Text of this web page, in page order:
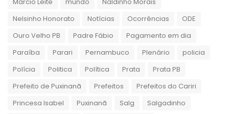
Nelsinho Honorato
Notícias Ocorrências
ODE
Ouro Velho PB
Padre Fábio
Pagamento em dia
Paraíba
Parari Pernambuco Plenário
policia
Polícia
Politica Política Prata
Prata PB
Prefeito de Puxinanã
Prefeitos
Prefeitos do Cariri
Princesa Isabel
Puxinanã Salg
Salgadinho